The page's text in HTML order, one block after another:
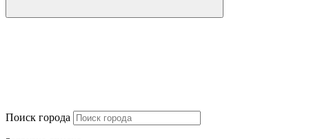
Поиск города